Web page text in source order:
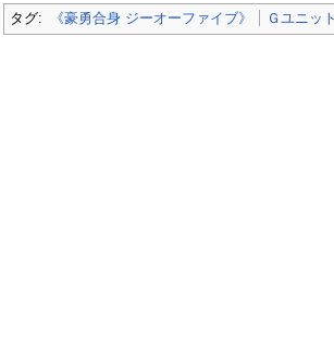
タグ: 《豪勇合身 ジーオーファイブ》 Ｇユニット